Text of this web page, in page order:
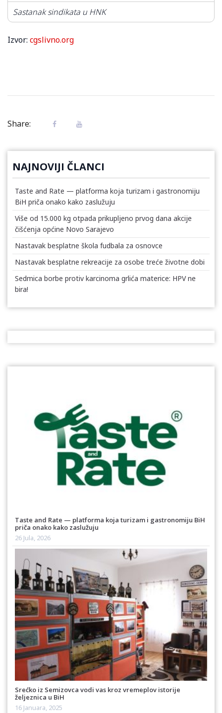
Sastanak sindikata u HNK
Izvor: cgslivno.org
Share:
NAJNOVIJI ČLANCI
Taste and Rate — platforma koja turizam i gastronomiju
BiH priča onako kako zaslužuju
Više od 15.000 kg otpada prikupljeno prvog dana akcije
čišćenja općine Novo Sarajevo
Nastavak besplatne škola fudbala za osnovce
Nastavak besplatne rekreacije za osobe treće životne dobi
Sedmica borbe protiv karcinoma grlića materice: HPV ne
bira!
Taste and Rate — platforma koja turizam i gastronomiju BiH
priča onako kako zaslužuju
26 Jula, 2026
Srećko iz Semizovca vodi vas kroz vremeplov istorije
željeznica u BiH
16 Januara, 2025